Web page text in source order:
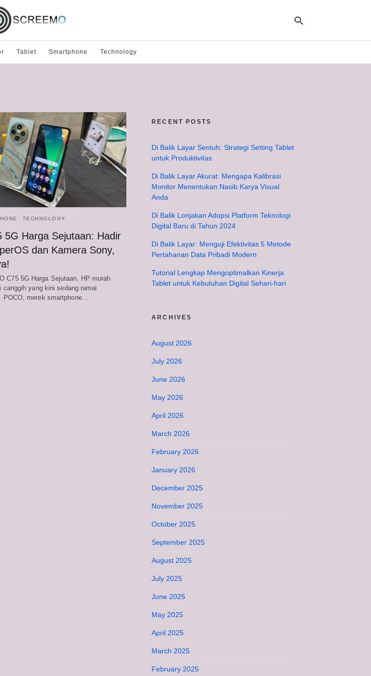
Tablet Smartphone Technology
TECHNOLOGY
5G Harga Sejutaan: Hadir
dan Kamera Sony,
C75 5G Harga Sejutaan, HP murah
canggih yang kini sedang ramai
POCO, merek smartphone…
RECENT POSTS
Di Balik Layar Sentuh: Strategi Setting Tablet
untuk Produktivitas
Di Balik Layar Akurat: Mengapa Kalibrasi
Monitor Menentukan Nasib Karya Visual
Anda
Di Balik Lonjakan Adopsi Platform Teknologi
Digital Baru di Tahun 2024
Di Balik Layar: Menguji Efektivitas 5 Metode
Pertahanan Data Pribadi Modern
Tutorial Lengkap Mengoptimalkan Kinerja
Tablet untuk Kebutuhan Digital Sehari-hari
ARCHIVES
August 2026
July 2026
June 2026
May 2026
April 2026
March 2026
February 2026
January 2026
December 2025
November 2025
October 2025
September 2025
August 2025
July 2025
June 2025
May 2025
April 2025
March 2025
February 2025